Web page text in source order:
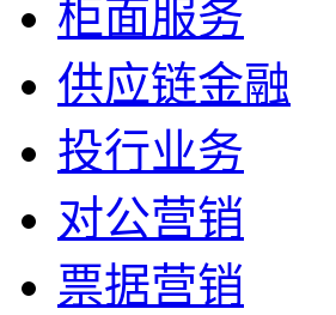
柜面服务
供应链金融
投行业务
对公营销
票据营销